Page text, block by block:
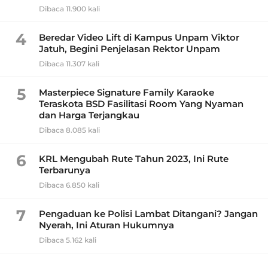
Dibaca 11.900 kali
4
Beredar Video Lift di Kampus Unpam Viktor
Jatuh, Begini Penjelasan Rektor Unpam
Dibaca 11.307 kali
5
Masterpiece Signature Family Karaoke
Teraskota BSD Fasilitasi Room Yang Nyaman
dan Harga Terjangkau
Dibaca 8.085 kali
6
KRL Mengubah Rute Tahun 2023, Ini Rute
Terbarunya
Dibaca 6.850 kali
7
Pengaduan ke Polisi Lambat Ditangani? Jangan
Nyerah, Ini Aturan Hukumnya
Dibaca 5.162 kali